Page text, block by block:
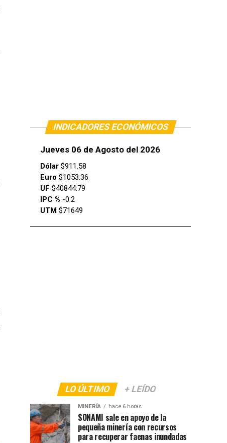
INDICADORES ECONÓMICOS
Jueves 06 de Agosto del 2026
Dólar $911.58
Euro $1053.36
UF $40844.79
IPC % -0.2
UTM $71649
LO ÚLTIMO + LEÍDO
MINERÍA hace 6 horas
SONAMI sale en apoyo de la
pequeña minería con recursos
para recuperar faenas inundadas